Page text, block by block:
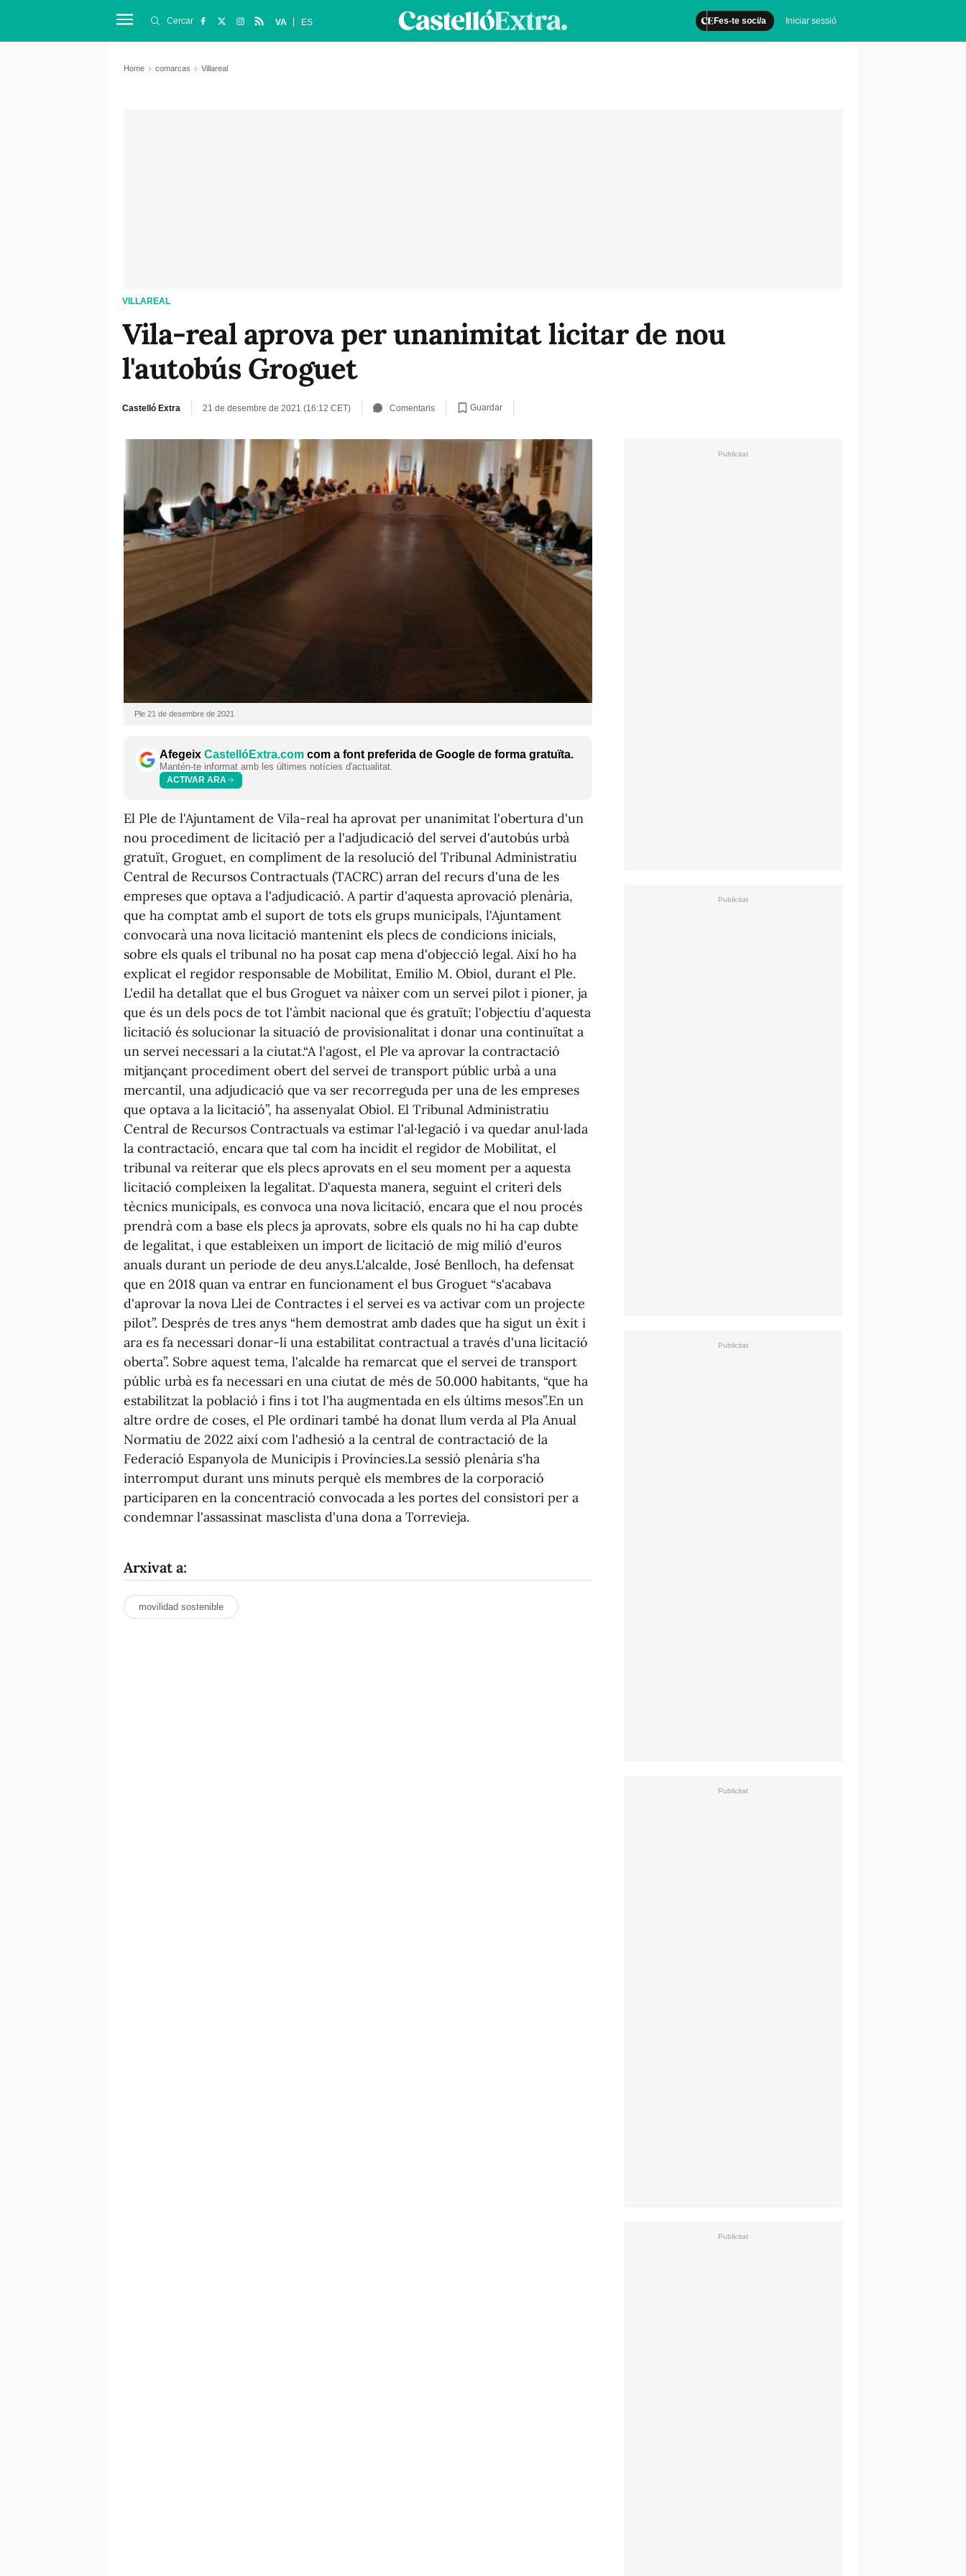
Fes-te soci/a Iniciar sessió
Cercar VA ES
Home comarcas Villareal
VILLAREAL
Vila-real aprova per unanimitat licitar de nou
l'autobús Groguet
Castelló Extra 21 de desembre de 2021 (16:12 CET) Comentaris Guardar
Ple 21 de desembre de 2021
Afegeix CastellóExtra.com com a font preferida de Google de forma gratuïta.
Mantén-te informat amb les últimes notícies d'actualitat.
ACTIVAR ARA
El Ple de l'Ajuntament de Vila-real ha aprovat per unanimitat l'obertura d'un
nou procediment de licitació per a l'adjudicació del servei d'autobús urbà
gratuït, Groguet, en compliment de la resolució del Tribunal Administratiu
Central de Recursos Contractuals (TACRC) arran del recurs d'una de les
empreses que optava a l'adjudicació. A partir d'aquesta aprovació plenària,
que ha comptat amb el suport de tots els grups municipals, l'Ajuntament
convocarà una nova licitació mantenint els plecs de condicions inicials,
sobre els quals el tribunal no ha posat cap mena d'objecció legal. Així ho ha
explicat el regidor responsable de Mobilitat, Emilio M. Obiol, durant el Ple.
L'edil ha detallat que el bus Groguet va nàixer com un servei pilot i pioner, ja
que és un dels pocs de tot l'àmbit nacional que és gratuït; l'objectiu d'aquesta
licitació és solucionar la situació de provisionalitat i donar una continuïtat a
un servei necessari a la ciutat.“A l'agost, el Ple va aprovar la contractació
mitjançant procediment obert del servei de transport públic urbà a una
mercantil, una adjudicació que va ser recorreguda per una de les empreses
que optava a la licitació”, ha assenyalat Obiol. El Tribunal Administratiu
Central de Recursos Contractuals va estimar l'al·legació i va quedar anul·lada
la contractació, encara que tal com ha incidit el regidor de Mobilitat, el
tribunal va reiterar que els plecs aprovats en el seu moment per a aquesta
licitació compleixen la legalitat. D'aquesta manera, seguint el criteri dels
tècnics municipals, es convoca una nova licitació, encara que el nou procés
prendrà com a base els plecs ja aprovats, sobre els quals no hi ha cap dubte
de legalitat, i que estableixen un import de licitació de mig milió d'euros
anuals durant un període de deu anys.L'alcalde, José Benlloch, ha defensat
que en 2018 quan va entrar en funcionament el bus Groguet “s'acabava
d'aprovar la nova Llei de Contractes i el servei es va activar com un projecte
pilot”. Després de tres anys “hem demostrat amb dades que ha sigut un èxit i
ara es fa necessari donar-li una estabilitat contractual a través d'una licitació
oberta”. Sobre aquest tema, l'alcalde ha remarcat que el servei de transport
públic urbà es fa necessari en una ciutat de més de 50.000 habitants, “que ha
estabilitzat la població i fins i tot l'ha augmentada en els últims mesos”.En un
altre ordre de coses, el Ple ordinari també ha donat llum verda al Pla Anual
Normatiu de 2022 així com l'adhesió a la central de contractació de la
Federació Espanyola de Municipis i Províncies.La sessió plenària s'ha
interromput durant uns minuts perquè els membres de la corporació
participaren en la concentració convocada a les portes del consistori per a
condemnar l'assassinat masclista d'una dona a Torrevieja.
Arxivat a:
movilidad sostenible